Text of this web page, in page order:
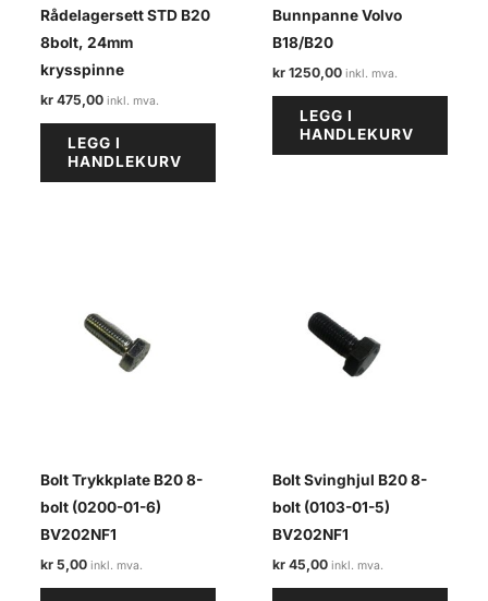
Rådelagersett STD B20
8bolt, 24mm
krysspinne
kr 475,00
LEGG I
HANDLEKURV
Bunnpanne Volvo
B18/B20
kr 1250,00
LEGG I
HANDLEKURV
Bolt Trykkplate B20 8-
bolt (0200-01-6)
BV202NF1
kr 5,00
Bolt Svinghjul B20 8-
bolt (0103-01-5)
BV202NF1
kr 45,00